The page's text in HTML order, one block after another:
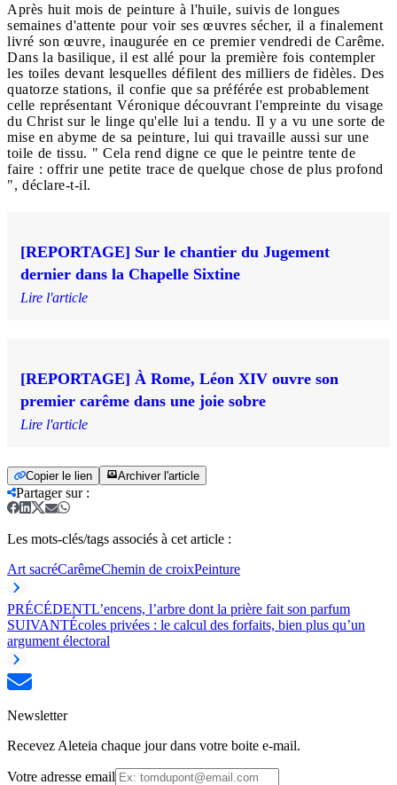
Après huit mois de peinture à l'huile, suivis de longues
semaines d'attente pour voir ses œuvres sécher, il a finalement
livré son œuvre, inaugurée en ce premier vendredi de Carême.
Dans la basilique, il est allé pour la première fois contempler
les toiles devant lesquelles défilent des milliers de fidèles. Des
quatorze stations, il confie que sa préférée est probablement
celle représentant Véronique découvrant l'empreinte du visage
du Christ sur le linge qu'elle lui a tendu. Il y a vu une sorte de
mise en abyme de sa peinture, lui qui travaille aussi sur une
toile de tissu. " Cela rend digne ce que le peintre tente de
faire : offrir une petite trace de quelque chose de plus profond
", déclare-t-il.
[REPORTAGE] Sur le chantier du Jugement
dernier dans la Chapelle Sixtine
Lire l'article
[REPORTAGE] À Rome, Léon XIV ouvre son
premier carême dans une joie sobre
Lire l'article
Copier le lien Archiver l'article
Partager sur:
Les mots-clés/tags associés à cet article :
Art sacréCarêmeChemin de croixPeinture
PRÉCÉDENTL’encens, l’arbre dont la prière fait son parfum
SUIVANTÉcoles privées : le calcul des forfaits, bien plus qu’un
argument électoral
Newsletter
Recevez Aleteia chaque jour dans votre boite e-mail.
Votre adresse email